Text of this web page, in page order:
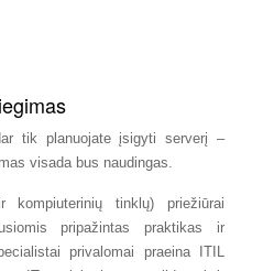
tik planuojate įsigyti serverį –
visada bus naudingas.
kompiuterinių tinklų) priežiūrai
pripažintas praktikas ir
privalomai praeina ITIL